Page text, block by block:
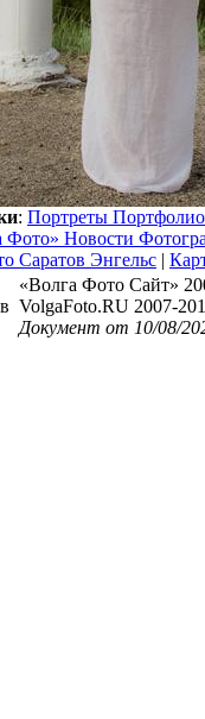
: Портреты Портфолио
Фото» Новости
Саратов Энгельс |
«Волга Фото Сайт»
VolgaFoto.RU 2007-
Документ от 10/08/